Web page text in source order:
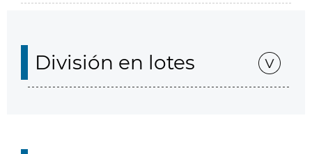
División en lotes